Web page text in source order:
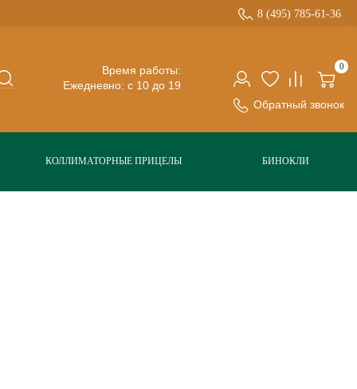
Время работы:
Ежедневно: с 10 до 19
0
Обратный звонок
8 (495) 785-61-36
КОЛЛИМАТОРНЫЕ ПРИЦЕЛЫ БИНОКЛИ